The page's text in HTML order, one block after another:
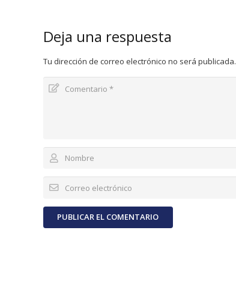
Deja una respuesta
Tu dirección de correo electrónico no será publicada.
PUBLICAR EL COMENTARIO